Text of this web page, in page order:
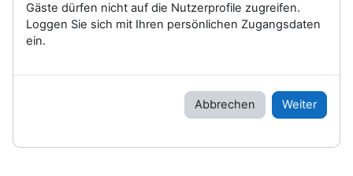
Gäste dürfen nicht auf die Nutzerprofile zugreifen.
Loggen Sie sich mit Ihren persönlichen Zugangsdaten
ein.
Abbrechen Weiter